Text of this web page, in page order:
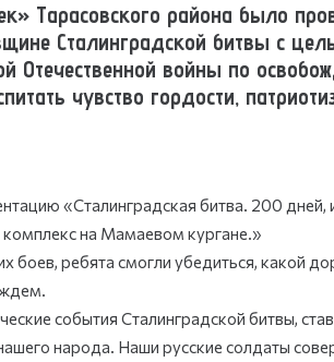
Тарасовского района было
Сталинградской битвы с
Отечественной войны по
чувство гордости,
«Сталинградская битва. 200
на Мамаевом кургане.»
ребята смогли убедиться, какой
события Сталинградской битвы,
народа. Наши русские солдаты